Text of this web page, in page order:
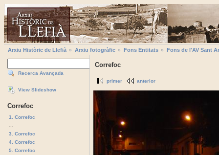
Arxiu Històric de Llefià Arxiu fotogràfic Fons Entitats Fons de l'AV Sant
Recerca Avançada
View Slideshow
Correfoc
1. Correfoc
3. Correfoc
4. Correfoc
5. Correfoc
Correfoc
primer anterior